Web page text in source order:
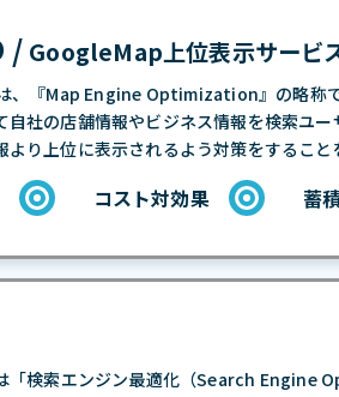
/ GoogleMap上位表示サービ
、『Map Engine Optimization』の略称
自社の店舗情報やビジネス情報を検索ユ
より上位に表示されるよう対策をすること
コスト対効果 蓄
「検索エンジン最適化（Search Engine